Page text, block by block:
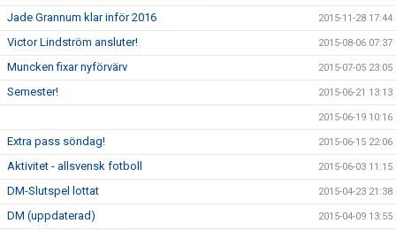
Jade Grannum klar inför 2016 2015-11-28 17:44
Victor Lindström ansluter! 2015-08-06 07:37
Muncken fixar nyförvärv 2015-07-05 23:05
Semester! 2015-06-21 13:13
2015-06-19 10:16
Extra pass söndag! 2015-06-15 22:06
Aktivitet - allsvensk fotboll 2015-06-03 11:15
DM-Slutspel lottat 2015-04-23 21:38
DM (uppdaterad) 2015-04-09 13:55